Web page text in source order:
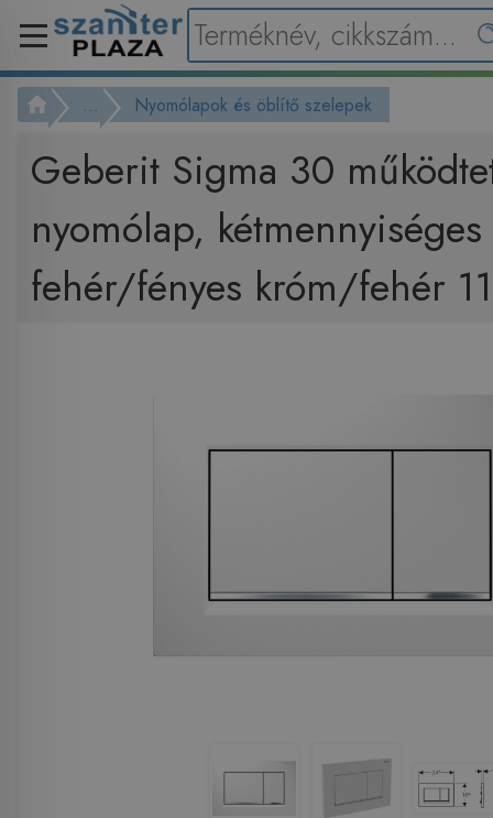
... Nyomólapok és öblítő szelepek
Geberit Sigma 30
nyomólap, kétmennyiséges
fehér/fényes króm/fehér